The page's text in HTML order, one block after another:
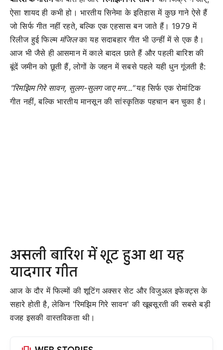
ऐसा शायद ही कभी हो। भारतीय सिनेमा के इतिहास में कुछ गाने ऐसे हैं
जो सिर्फ गीत नहीं रहते, बल्कि एक एहसास बन जाते हैं। 1979 में
रिलीज हुई फिल्म मंजिलका यह सदाबहार गीत भी उन्हीं में से एक है।
आज भी जैसे ही आसमान में काले बादल छाते हैं और पहली बारिश की
बूंदें जमीन को छूती हैं, लोगों के जहन में सबसे पहले यही धुन गूंजती है:
"रिमझिम गिरे सावन, सुलग-सुलग जाए मन..."यह सिर्फ एक रोमांटिक
गीत नहीं, बल्कि भारतीय मानसून की सांस्कृतिक पहचान बन चुका है।
असली बारिश में शूट हुआ था यह
यादगार गीत
आज के दौर में फिल्मों की शूटिंग अक्सर सेट और विजुअल इफेक्ट्स के
सहारे होती है, लेकिन 'रिमझिम गिरे सावन' की खूबसूरती की सबसे बड़ी
वजह इसकी वास्तविकता थी।